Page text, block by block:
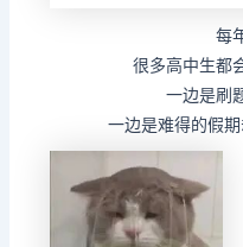
每
很多高中生都
一边是刷
一边是难得的假